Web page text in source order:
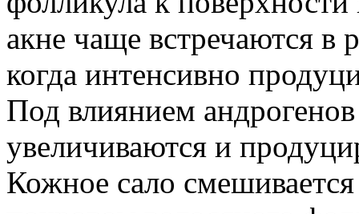
акне чаще встречаются в
когда интенсивно
Под влиянием
увеличиваются и
Кожное сало